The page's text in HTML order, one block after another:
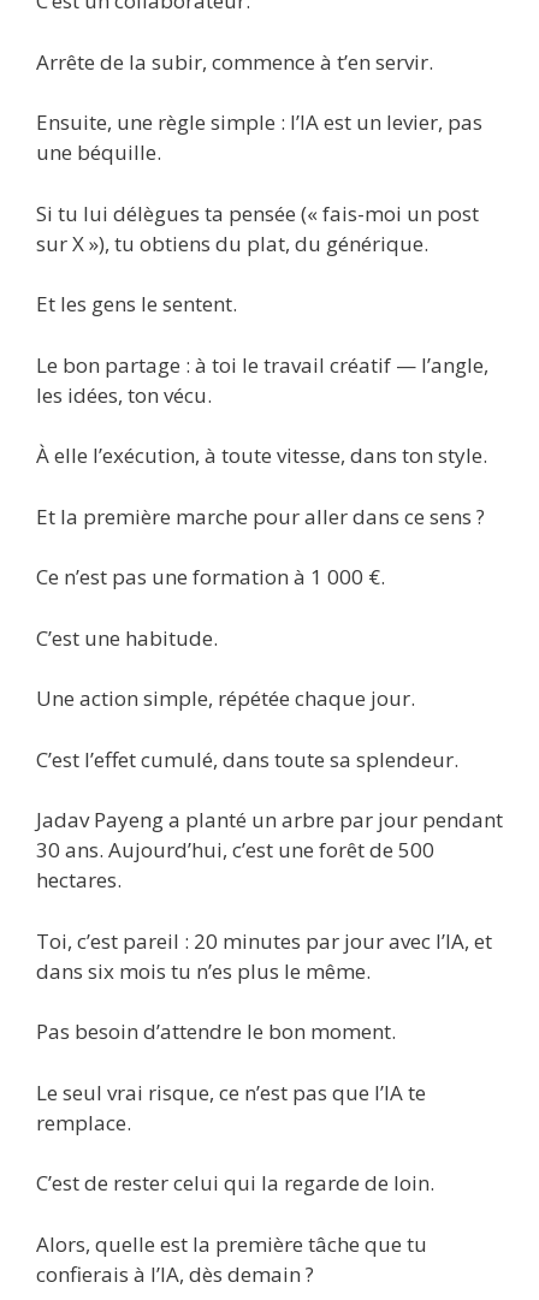
Arrête de la subir, commence à t’en servir.
Ensuite, une règle simple : l’IA est un levier, pas
une béquille.
Si tu lui délègues ta pensée (« fais-moi un post
sur X »), tu obtiens du plat, du générique.
Et les gens le sentent.
Le bon partage : à toi le travail créatif — l’angle,
les idées, ton vécu.
À elle l’exécution, à toute vitesse, dans ton style.
Et la première marche pour aller dans ce sens ?
Ce n’est pas une formation à 1 000 €.
C’est une habitude.
Une action simple, répétée chaque jour.
C’est l’effet cumulé, dans toute sa splendeur.
Jadav Payeng a planté un arbre par jour pendant
30 ans. Aujourd’hui, c’est une forêt de 500
hectares.
Toi, c’est pareil : 20 minutes par jour avec l’IA, et
dans six mois tu n’es plus le même.
Pas besoin d’attendre le bon moment.
Le seul vrai risque, ce n’est pas que l’IA te
remplace.
C’est de rester celui qui la regarde de loin.
Alors, quelle est la première tâche que tu
confierais à l’IA, dès demain ?